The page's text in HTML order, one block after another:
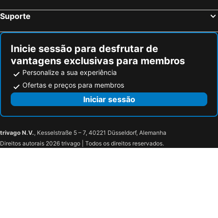
Suporte
Inicie sessão para desfrutar de
vantagens exclusivas para membros
Personalize a sua experiência
Ofertas e preços para membros
Iniciar sessão
trivago N.V., Kesselstraße 5 – 7, 40221 Düsseldorf, Alemanha
Direitos autorais 2026 trivago | Todos os direitos reservados.